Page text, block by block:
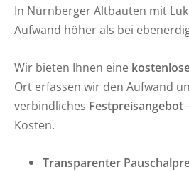
In Nürnberger Altbauten mit
Aufwand höher als bei
Wir bieten Ihnen eine
Ort erfassen wir den Aufwand
verbindliches Festpreisangebot
Kosten.
Transparenter